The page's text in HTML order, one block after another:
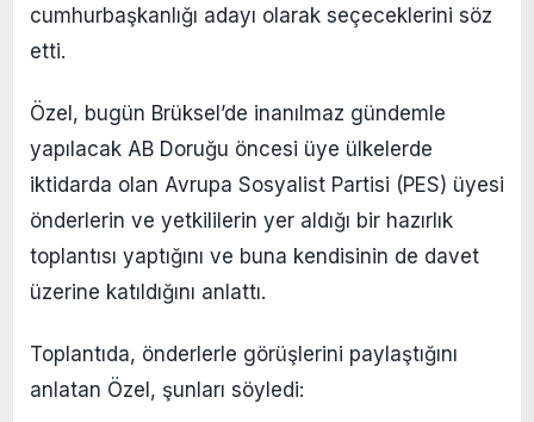
cumhurbaşkanlığı adayı olarak seçeceklerini söz
etti.
Özel, bugün Brüksel’de inanılmaz gündemle
yapılacak AB Doruğu öncesi üye ülkelerde
iktidarda olan Avrupa Sosyalist Partisi (PES) üyesi
önderlerin ve yetkililerin yer aldığı bir hazırlık
toplantısı yaptığını ve buna kendisinin de davet
üzerine katıldığını anlattı.
Toplantıda, önderlerle görüşlerini paylaştığını
anlatan Özel, şunları söyledi: